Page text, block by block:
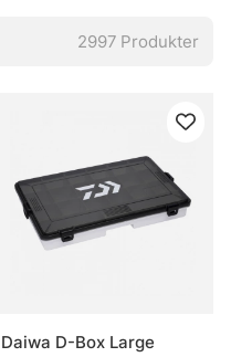
2997 Produkter
Daiwa D-Box Large